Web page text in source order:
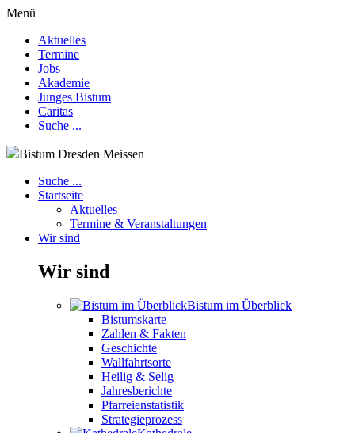
Menü
Aktuelles
Termine
Jobs
Akademie
Junges Bistum
Caritas
Suche ...
Bistum Dresden Meissen
Suche ...
Startseite
Aktuelles
Termine & Veranstaltungen
Wir sind
Wir sind
Bistum im Überblick
Bistumskarte
Zahlen & Fakten
Geschichte
Wallfahrtsorte
Heilig & Selig
Jahresberichte
Pfarreienstatistik
Strategieprozess